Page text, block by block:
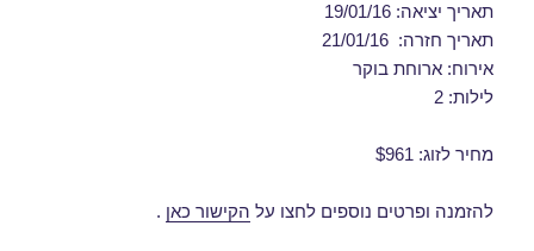
תאריך יציאה: 19/01/16
תאריך חזרה: 21/01/16
אירוח: ארוחת בוקר
לילות: 2
מחיר לזוג: $961
להזמנה ופרטים נוספים לחצו על הקישור כאן .